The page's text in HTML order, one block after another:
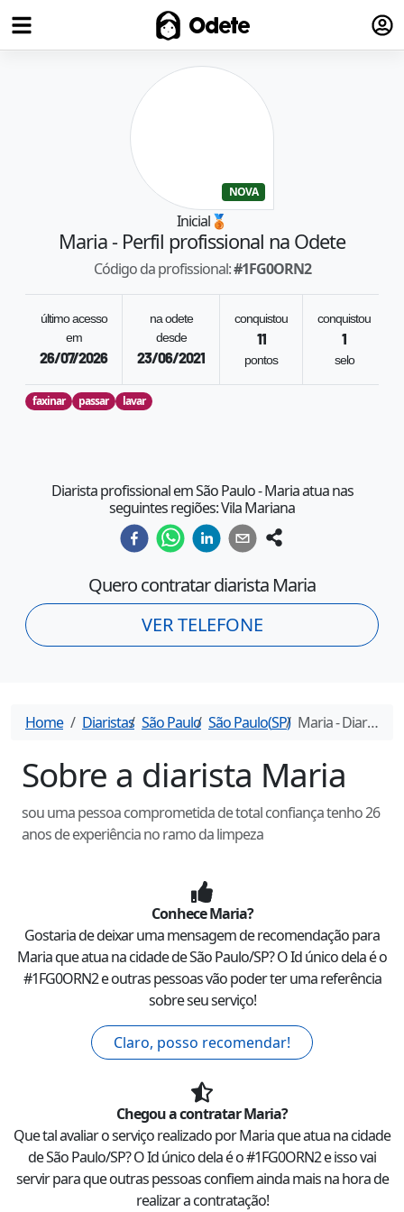
Odete
NOVA
Inicial🥉
Maria- Perfil profissional na Odete
Código da profissional:#1FG0ORN2
último acesso
em
26/07/2026
na odete
desde
23/06/2021
conquistou
11
pontos
conquistou
1
selo
faxinar passar lavar
Diarista profissional em São Paulo - Maria atua nas
seguintes regiões: Vila Mariana
Quero contratar diarista Maria
VER TELEFONE
Home Diaristas São Paulo São Paulo(SP) Maria- Diarista em
Sobre a diarista Maria
sou uma pessoa comprometida de total confiança tenho 26
anos de experiência no ramo da limpeza
ConheceMaria?
Gostaria de deixar uma mensagem de recomendação para
Mariaque atua na cidade deSão Paulo/SP? O Id único dela é o
#1FG0ORN2e outras pessoas vão poder ter uma referência
sobre seu serviço!
Claro, posso recomendar!
Chegou a contratarMaria?
Que tal avaliar o serviço realizado porMariaque atua na cidade
deSão Paulo/SP? O Id único dela é o #1FG0ORN2e isso vai
servir para que outras pessoas confiem ainda mais na hora de
realizar a contratação!